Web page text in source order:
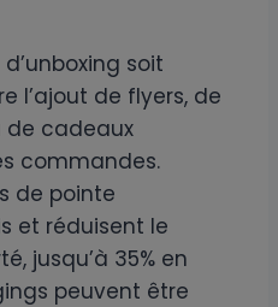
soit
l’ajout de flyers, de
de cadeaux
commandes.
de pointe
et réduisent le
jusqu’à 35% en
peuvent être